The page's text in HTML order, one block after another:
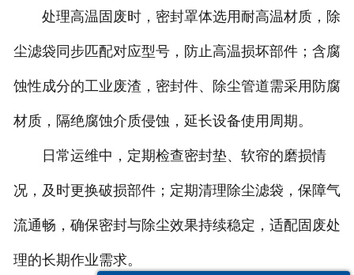
处理高温固废时，密封罩体选用耐高温材质，除
尘滤袋同步匹配对应型号，防止高温损坏部件；含腐
蚀性成分的工业废渣，密封件、除尘管道需采用防腐
材质，隔绝腐蚀介质侵蚀，延长设备使用周期。
日常运维中，定期检查密封垫、软帘的磨损情
况，及时更换破损部件；定期清理除尘滤袋，保障气
流通畅，确保密封与除尘效果持续稳定，适配固废处
理的长期作业需求。